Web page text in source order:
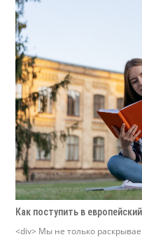
Как поступить в европейский
<div> Мы не только